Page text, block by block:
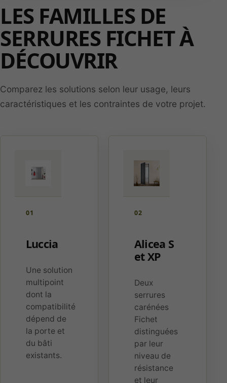
LES FAMILLES DE
SERRURES FICHET À
DÉCOUVRIR
Comparez les solutions selon leur usage, leurs
caractéristiques et les contraintes de votre projet.
01
Luccia
Une solution
multipoint
dont la
compatibilité
dépend de
la porte et
du bâti
existants.
02
Alicea S
et XP
Deux
serrures
carénées
Fichet
distinguées
par leur
niveau de
résistance
et leur